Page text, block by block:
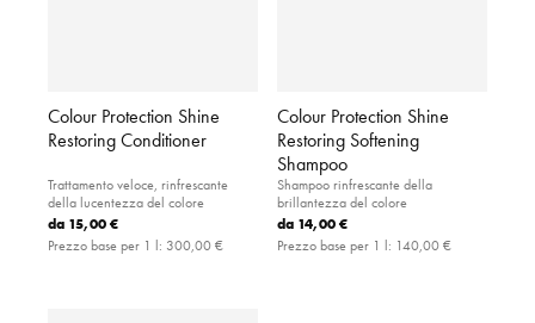
Colour Protection Shine
Restoring Conditioner
Trattamento veloce, rinfrescante
della lucentezza del colore
da 15,00 €
Prezzo base per 1 l: 300,00 €
Colour Protection Shine
Restoring Softening
Shampoo
Shampoo rinfrescante della
brillantezza del colore
da 14,00 €
Prezzo base per 1 l: 140,00 €